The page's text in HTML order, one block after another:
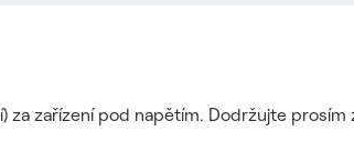
zařízení pod napětím. Dodržujte